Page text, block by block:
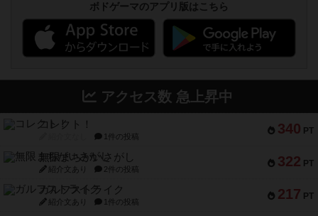
ボドゲーマのアプリ版はこちら
アクセス数 急上昇中
340 PT
コレクト！
1件の投稿
322 PT
無限まちがいさがし
紹介文あり 2件の投稿
217 PT
ガルフストライク
紹介文あり 1件の投稿